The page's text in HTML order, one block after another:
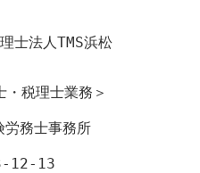
士法人TMS浜松
税理士業務＞
労務士事務所
12-13